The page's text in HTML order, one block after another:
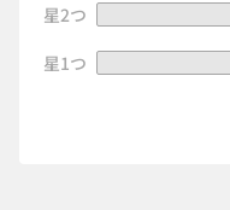
星2つ
星1つ